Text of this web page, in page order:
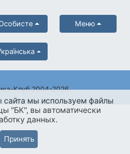
Меню
Клуб 2004-2026
сайта мы используем файлы
"БК", вы автоматически
данных.
Принять